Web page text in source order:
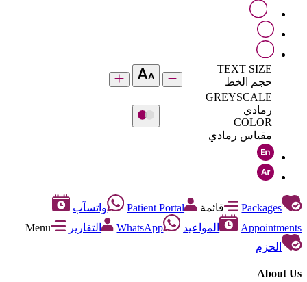
TEXT SIZE
حجم الخط
GREYSCALE
رمادي
COLOR
مقياس رمادي
Packages قائمة Patient Portal
واتسآب
Appointments
المواعيد WhatsApp التقارير
Menu
الحزم
About Us